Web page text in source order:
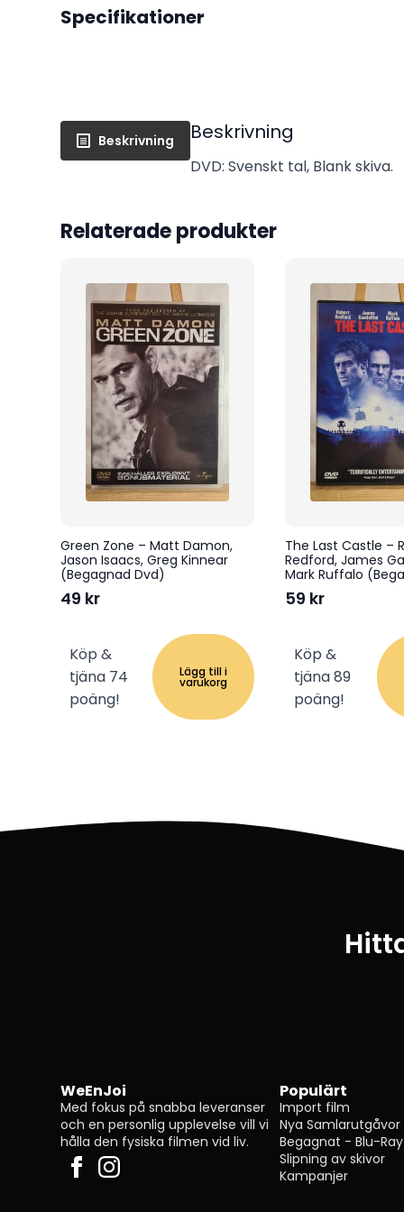
Specifikationer
Beskrivning Beskrivning
DVD: Svenskt tal, Blank skiva.
Relaterade produkter
Green Zone – Matt Damon,
Jason Isaacs, Greg Kinnear
(Begagnad Dvd)
49 kr
Köp &
tjäna 74
poäng!
Lägg till i
varukorg
The Last Castle –
Redford, James
Mark Ruffalo
59 kr
Köp &
tjäna 89
poäng!
WeEnJoi
Med fokus på snabba leveranser
och en personlig upplevelse vill vi
hålla den fysiska filmen vid liv.
Populärt
Import film
Nya Samlarutgåvor
Begagnat - Blu-Ray
Slipning av skivor
Kampanjer